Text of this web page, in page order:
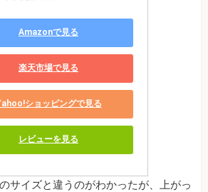
Amazonで見る
楽天市場で見る
ショッピングで見る
レビューを見る
サイズと違うのがわかったが、上がっ